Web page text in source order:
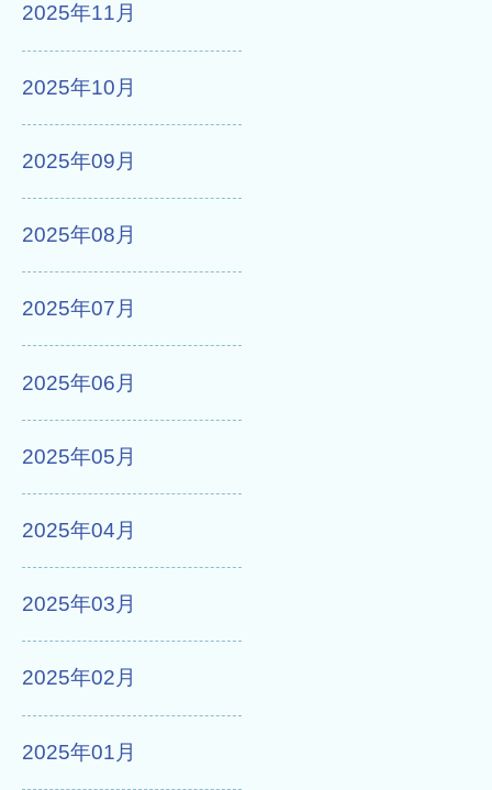
2025年11月
2025年10月
2025年09月
2025年08月
2025年07月
2025年06月
2025年05月
2025年04月
2025年03月
2025年02月
2025年01月